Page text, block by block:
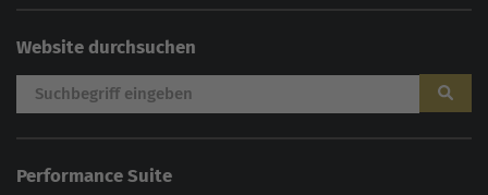
Website durchsuchen
Performance Suite